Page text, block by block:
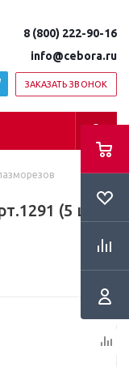
8 (800) 222-90-16
info@cebora.ru
ЗАКАЗАТЬ ЗВОНОК
(5 шт)